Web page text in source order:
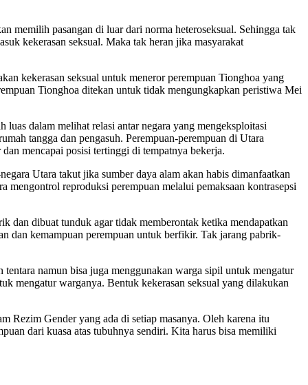
memilih pasangan di luar dari norma heteroseksual. Sehingga tak
kekerasan seksual. Maka tak heran jika masyarakat
kekerasan seksual untuk meneror perempuan Tionghoa yang
Tionghoa ditekan untuk tidak mengungkapkan peristiwa Mei
dalam melihat relasi antar negara yang mengeksploitasi
tangga dan pengasuh. Perempuan-perempuan di Utara
mencapai posisi tertinggi di tempatnya bekerja.
Utara takut jika sumber daya alam akan habis dimanfaatkan
mengontrol reproduksi perempuan melalui pemaksaan kontrasepsi
dan dibuat tunduk agar tidak memberontak ketika mendapatkan
dan kemampuan perempuan untuk berfikir. Tak jarang pabrik-
namun bisa juga menggunakan warga sipil untuk mengatur
mengatur warganya. Bentuk kekerasan seksual yang dilakukan
Rezim Gender yang ada di setiap masanya. Oleh karena itu
dari kuasa atas tubuhnya sendiri. Kita harus bisa memiliki